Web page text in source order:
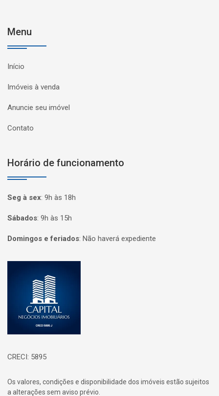
Menu
Início
Imóveis à venda
Anuncie seu imóvel
Contato
Horário de funcionamento
Seg à sex: 9h às 18h
Sábados: 9h às 15h
Domingos e feriados: Não haverá expediente
CRECI: 5895
Os valores, condições e disponibilidade dos imóveis estão sujeitos
a alterações sem aviso prévio.